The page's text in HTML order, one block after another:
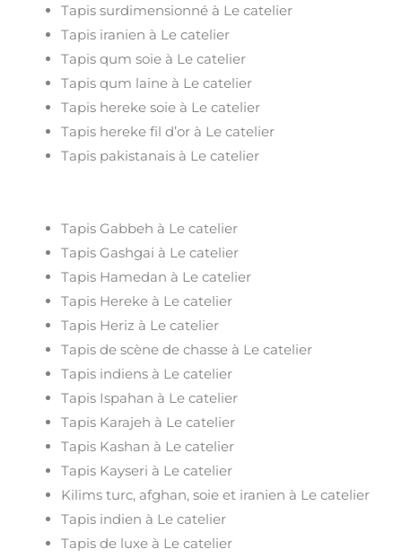
Tapis surdimensionné à Le catelier
Tapis iranien à Le catelier
Tapis qum soie à Le catelier
Tapis qum laine à Le catelier
Tapis hereke soie à Le catelier
Tapis hereke fil d’or à Le catelier
Tapis pakistanais à Le catelier
Tapis Gabbeh à Le catelier
Tapis Gashgai à Le catelier
Tapis Hamedan à Le catelier
Tapis Hereke à Le catelier
Tapis Heriz à Le catelier
Tapis de scène de chasse à Le catelier
Tapis indiens à Le catelier
Tapis Ispahan à Le catelier
Tapis Karajeh à Le catelier
Tapis Kashan à Le catelier
Tapis Kayseri à Le catelier
Kilims turc, afghan, soie et iranien à Le catelier
Tapis indien à Le catelier
Tapis de luxe à Le catelier